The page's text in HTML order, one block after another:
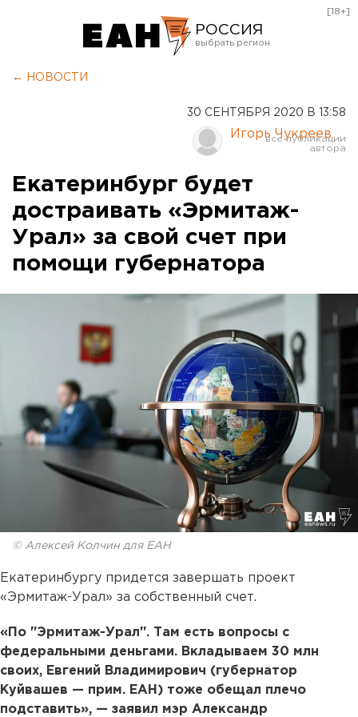
РОССИЯ
Курган
Оренбург
[18+]
← НОВОСТИ
30 СЕНТЯБРЯ 2020 В 13:58
Игорь Чукреев
Екатеринбург будет
достраивать «Эрмитаж-
Урал» за свой счет при
помощи губернатора
© Алексей Колчин для ЕАН
Екатеринбургу придется завершать проект
«Эрмитаж-Урал» за собственный счет.
«По "Эрмитаж-Урал". Там есть вопросы с
федеральными деньгами. Вкладываем 30 млн
своих, Евгений Владимирович (губернатор
Куйвашев — прим. ЕАН) тоже обещал плечо
подставить», — заявил мэр Александр